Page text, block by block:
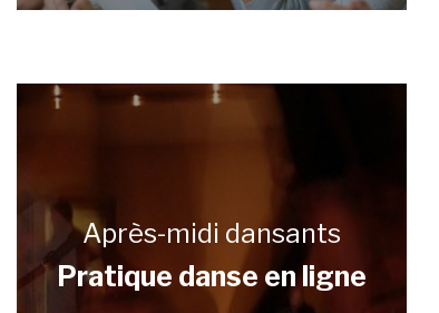
Après-midi dansants
Pratique danse en ligne